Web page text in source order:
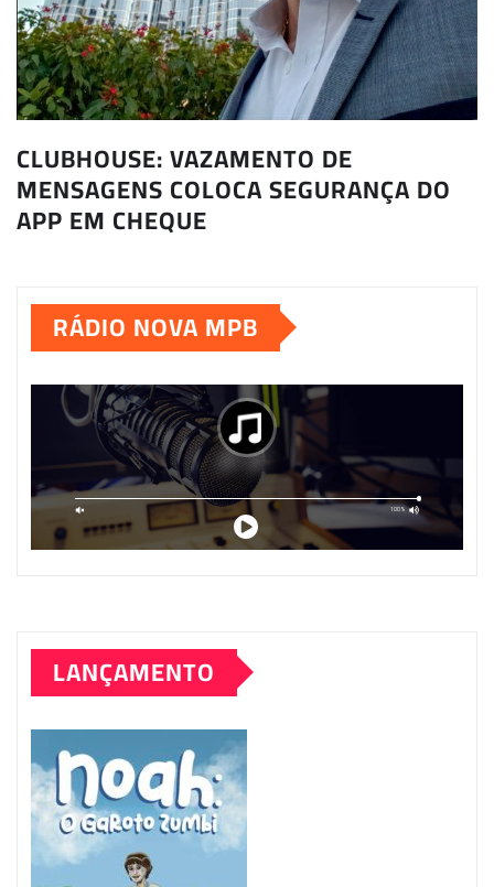
CLUBHOUSE: VAZAMENTO DE
MENSAGENS COLOCA SEGURANÇA DO
APP EM CHEQUE
RÁDIO NOVA MPB
LANÇAMENTO